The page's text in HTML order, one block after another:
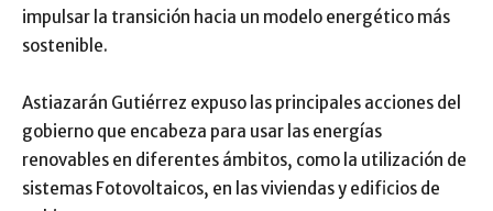
impulsar la transición hacia un modelo energético más
sostenible.
Astiazarán Gutiérrez expuso las principales acciones del
gobierno que encabeza para usar las energías
renovables en diferentes ámbitos, como la utilización de
sistemas Fotovoltaicos, en las viviendas y edificios de